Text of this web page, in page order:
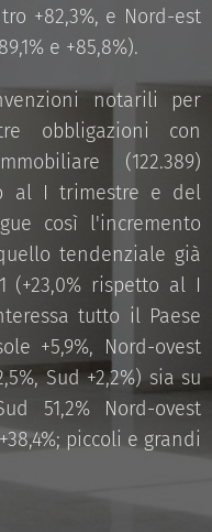
+82,3%, e Nord-est
e +85,8%).
notarili per
obbligazioni con
(122.389)
al I trimestre e del
così l'incremento
tendenziale già
(+23,0% rispetto al I
tutto il Paese
+5,9%, Nord-ovest
Sud +2,2%) sia su
51,2% Nord-ovest
piccoli e grandi